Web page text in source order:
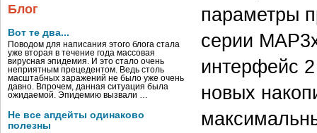
Блог
Вот те два...
Поводом для написания этого блога стала
уже вторая в течение года массовая
вирусная эпидемия. И это стало очень
неприятным прецедентом. Ведь столь
масштабных заражений не было уже очень
давно. Впрочем, данная ситуация была
ожидаемой. Эпидемию вызвали …
Не все апдейты одинаково
полезны
параметры
серии
интерфейс
новых